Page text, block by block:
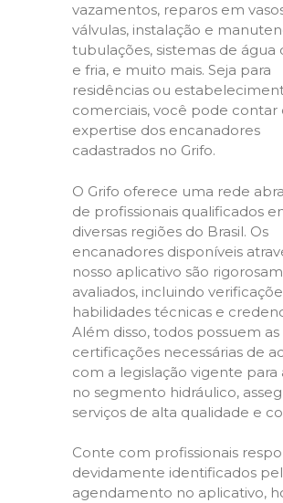
vazamentos, reparos em
válvulas, instalação e
tubulações, sistemas de água
e fria, e muito mais. Seja para
residências ou
comerciais, você pode contar
expertise dos encanadores
cadastrados no Grifo.
O Grifo oferece uma rede
de profissionais qualificados
diversas regiões do Brasil. Os
encanadores disponíveis
nosso aplicativo são
avaliados, incluindo
habilidades técnicas e
Além disso, todos possuem as
certificações necessárias de
com a legislação vigente para
no segmento hidráulico,
serviços de alta qualidade e
Conte com profissionais
devidamente identificados
agendamento no aplicativo,